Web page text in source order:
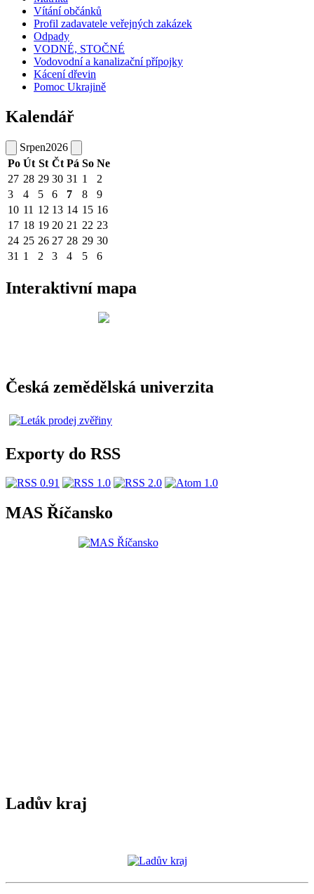
Vítání občánků
Profil zadavatele veřejných zakázek
Odpady
VODNÉ, STOČNÉ
Vodovodní a kanalizační přípojky
Kácení dřevin
Pomoc Ukrajině
Kalendář
Srpen2026
Po Út St Čt Pá So Ne
27 28 29 30 31 1
2
3
4 5 6 7 8
9
10 11 12 13 14 15 16
17 18 19 20 21 22 23
24 25 26 27 28 29 30
31 1 2 3 4 5 6
Interaktivní mapa
Česká zemědělská univerzita
Exporty do RSS
MAS Říčansko
Ladův kraj